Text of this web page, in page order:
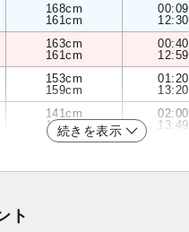
168cm
161cm
00:09
12:30
163cm
161cm
00:40
12:59
153cm
159cm
01:20
13:20
141cm
156cm
02:00
13:49
続きを表示
ト